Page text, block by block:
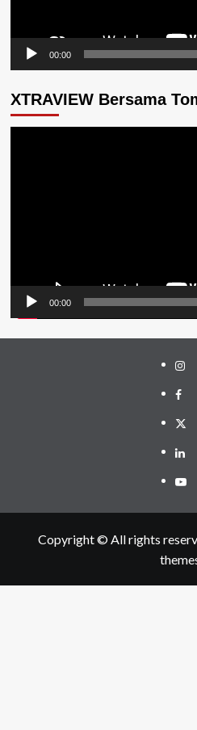
00:00
XTRAVIEW Bersama
00:00
Copyright © All rights